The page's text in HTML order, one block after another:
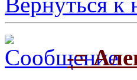
-=